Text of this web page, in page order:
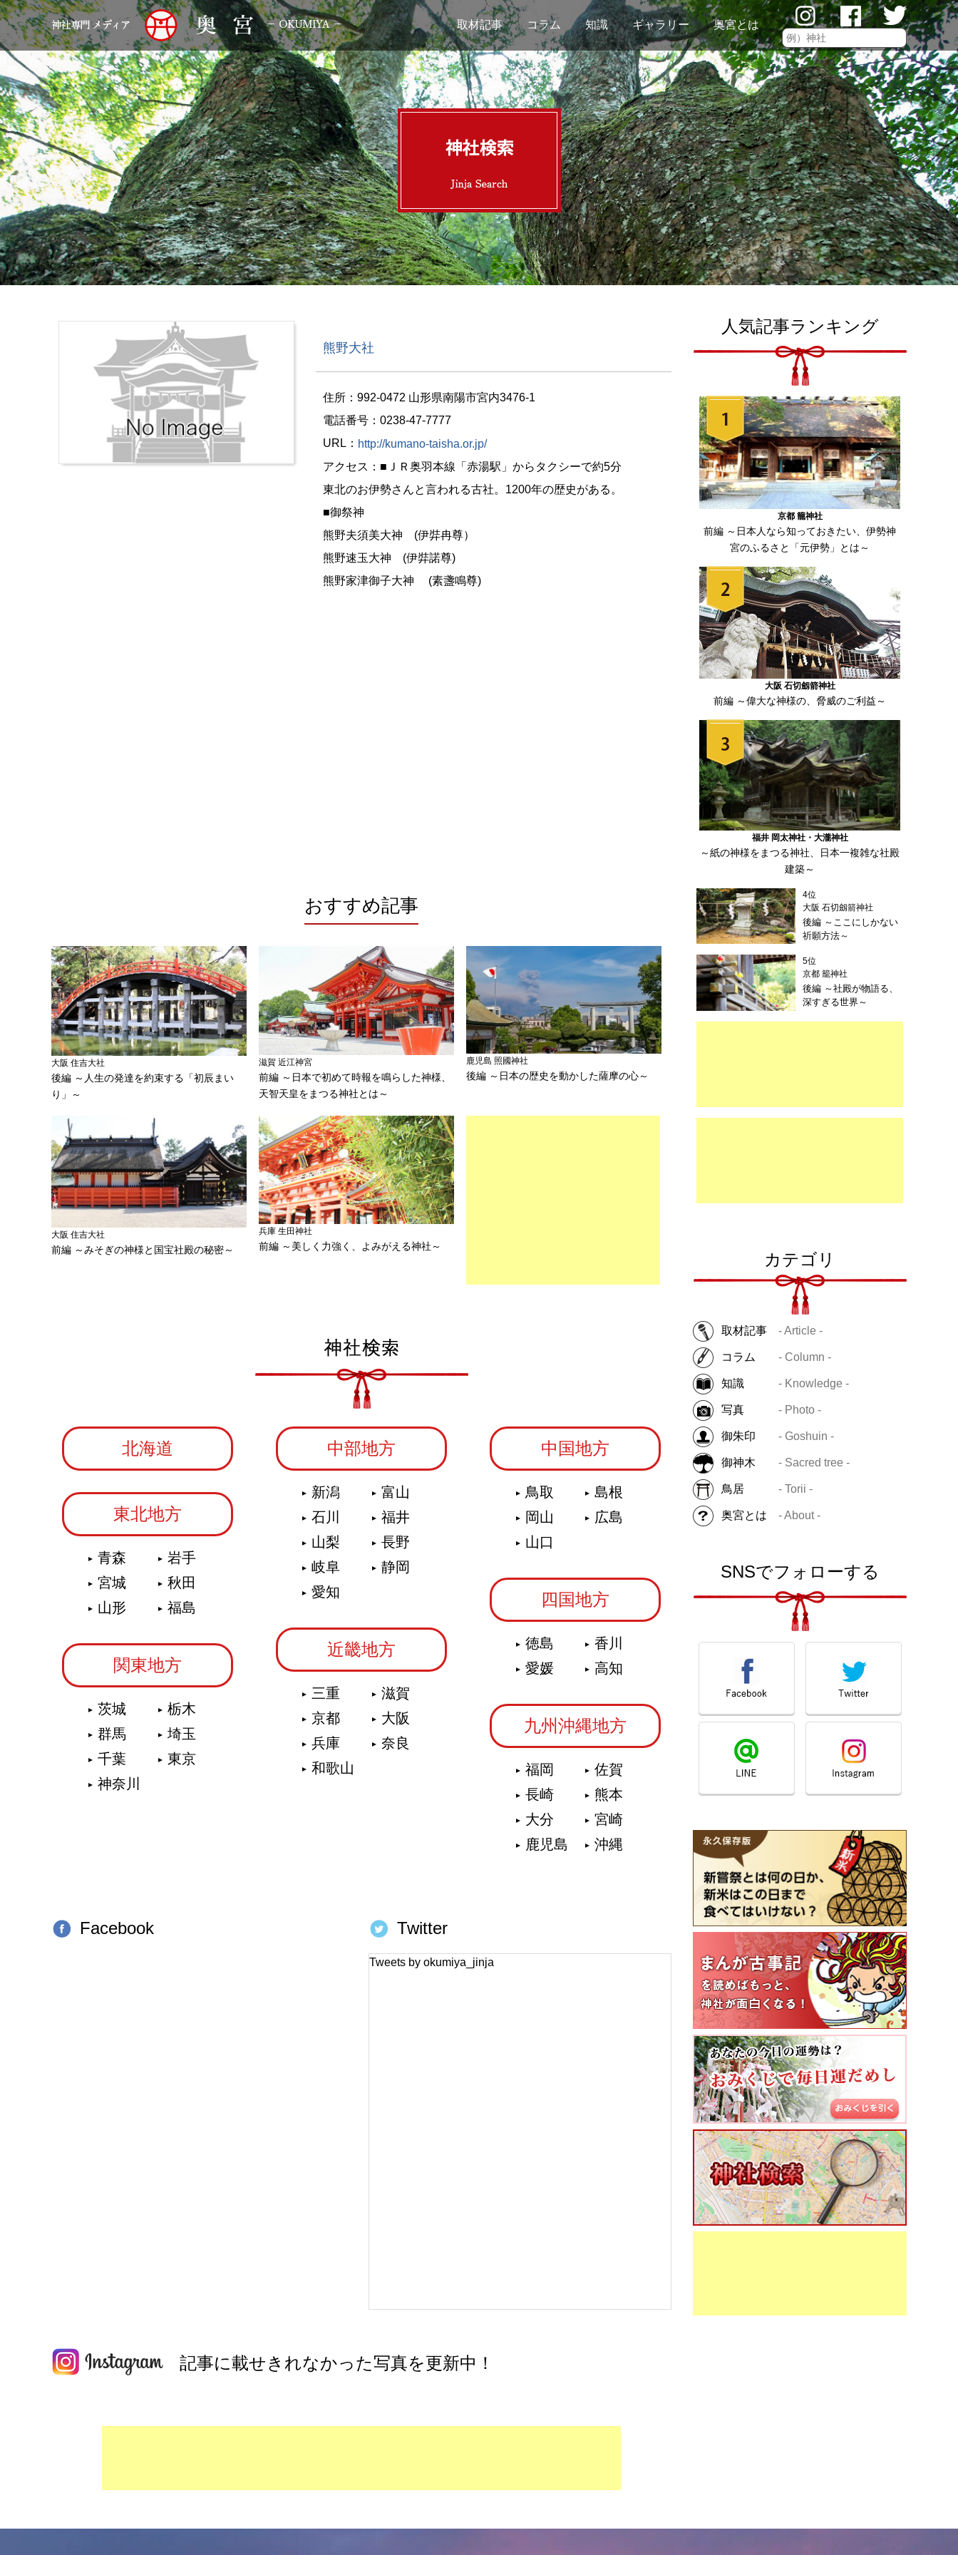
取材記事 コラム 知識 ギャラリー 奥宮とは
熊野大社
住所：992-0472 山形県南陽市宮内3476-1
電話番号：0238-47-7777
URL： http://kumano-taisha.or.jp/
アクセス：■ＪＲ奥羽本線「赤湯駅」からタクシーで約5分
東北のお伊勢さんと言われる古社。1200年の歴史がある。
■御祭神
熊野夫須美大神 (伊弉冉尊）
熊野速玉大神 (伊弉諾尊)
熊野家津御子大神 (素盞鳴尊)
人気記事ランキング
京都 籠神社
前編 ～日本人なら知っておきたい、伊勢神
宮のふるさと「元伊勢」とは～
大阪 石切劔箭神社
前編 ～偉大な神様の、脅威のご利益～
福井 岡太神社・大瀧神社
～紙の神様をまつる神社、日本一複雑な社殿
建築～
4位
大阪 石切劔箭神社
後編 ～ここにしかない
祈願方法～
5位
京都 籠神社
後編 ～社殿が物語る、
深すぎる世界～
カテゴリ
取材記事 - Article -
コラム - Column -
知識 - Knowledge -
写真 - Photo -
御朱印 - Goshuin -
御神木 - Sacred tree -
鳥居 - Torii -
奥宮とは - About -
SNSでフォローする
おすすめ記事
大阪 住吉大社
後編 ～人生の発達を約束する「初辰まい
り」～
滋賀 近江神宮
前編 ～日本で初めて時報を鳴らした神様、
天智天皇をまつる神社とは～
鹿児島 照國神社
後編 ～日本の歴史を動かした薩摩の心～
大阪 住吉大社
前編 ～みそぎの神様と国宝社殿の秘密～
兵庫 生田神社
前編 ～美しく力強く、よみがえる神社～
北海道
東北地方
青森
岩手
宮城
秋田
山形
福島
関東地方
茨城
栃木
群馬
埼玉
千葉
東京
神奈川
中部地方
新潟
富山
石川
福井
山梨
長野
岐阜
静岡
愛知
近畿地方
三重
滋賀
京都
大阪
兵庫
奈良
和歌山
中国地方
鳥取
島根
岡山
広島
山口
四国地方
徳島
香川
愛媛
高知
九州沖縄地方
福岡
佐賀
長崎
熊本
大分
宮崎
鹿児島
沖縄
Facebook Twitter
Tweets by okumiya_jinja
記事に載せきれなかった写真を更新中！